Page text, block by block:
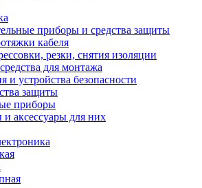
приборы и средства защиты
кабеля
резки, снятия изоляции
для монтажа
и устройства безопасности
защиты
приборы
аксессуары для них